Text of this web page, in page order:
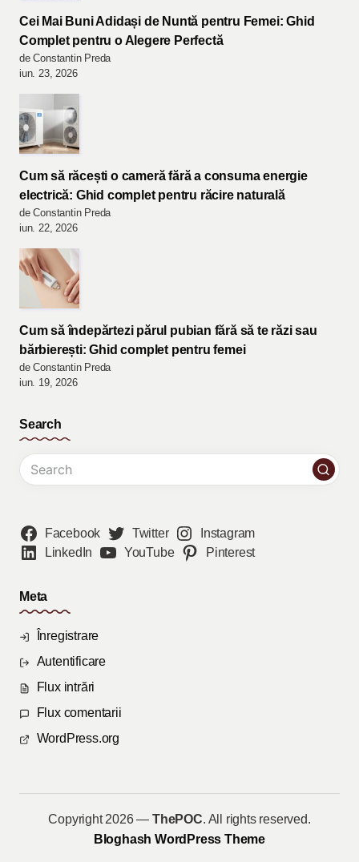
Cei Mai Buni Adidași de Nuntă pentru Femei: Ghid
Complet pentru o Alegere Perfectă
de Constantin Preda
iun. 23, 2026
Cum să răcești o cameră fără a consuma energie
electrică: Ghid complet pentru răcire naturală
de Constantin Preda
iun. 22, 2026
Cum să îndepărtezi părul pubian fără să te răzi sau
bărbierești: Ghid complet pentru femei
de Constantin Preda
iun. 19, 2026
Search
Facebook Twitter
Instagram
LinkedIn
YouTube Pinterest
Meta
Înregistrare
Autentificare
Flux intrări
Flux comentarii
WordPress.org
Copyright 2026 —ThePOC. All rights reserved.
Bloghash WordPress Theme